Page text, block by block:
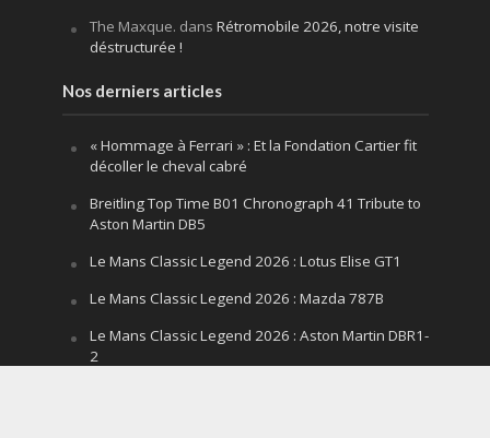
The Maxque. dans Rétromobile 2026, notre visite
déstructurée !
Nos derniers articles
« Hommage à Ferrari » : Et la Fondation Cartier fit
décoller le cheval cabré
Breitling Top Time B01 Chronograph 41 Tribute to
Aston Martin DB5
Le Mans Classic Legend 2026 : Lotus Elise GT1
Le Mans Classic Legend 2026 : Mazda 787B
Le Mans Classic Legend 2026 : Aston Martin DBR1-
2